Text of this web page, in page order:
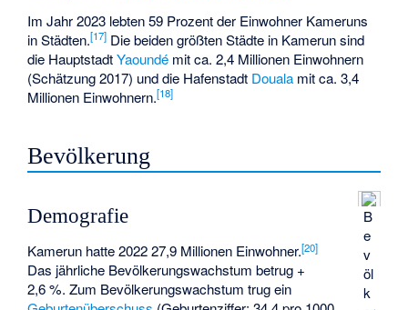
Im Jahr 2023 lebten 59 Prozent der Einwohner Kameruns
in Städten.[17] Die beiden größten Städte in Kamerun sind
die HauptstadtYaoundé mit ca. 2,4 Millionen Einwohnern
(Schätzung 2017) und die Hafenstadt Douala mit ca. 3,4
Millionen Einwohnern.[18]
Bevölkerung
B
e
v
öl
k
Demografie
Kamerun hatte 2022 27,9 Millionen Einwohner.[20]
Das jährliche Bevölkerungswachstum betrug +
2,6 %. Zum Bevölkerungswachstum trug ein